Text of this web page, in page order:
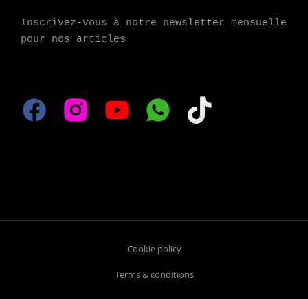
Inscrivez-vous à notre newsletter mensuelle
pour nos articles
Cookie policy
Terms & conditions